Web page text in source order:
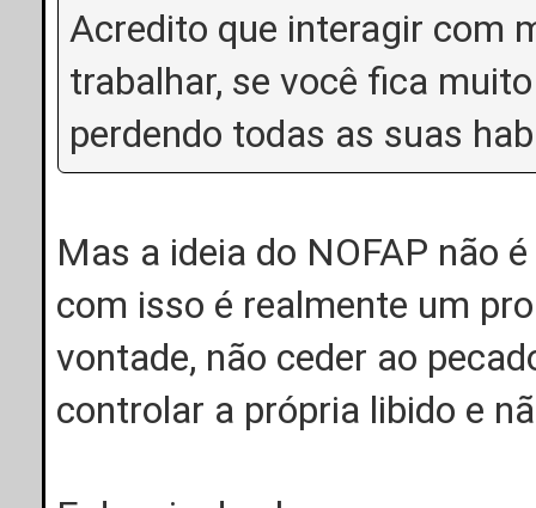
Acredito que interagir com
trabalhar, se você fica
perdendo todas as suas
Mas a ideia do NOFAP não
com isso é realmente um
vontade, não ceder ao
controlar a própria libido e